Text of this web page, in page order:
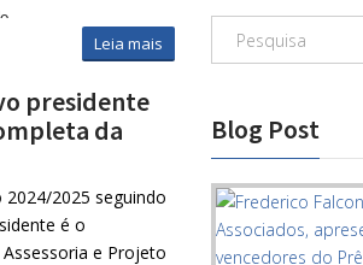
lugar serão
no evento aqui.
os projetos que foram
Assessoria e Projeto de
das torres e
zona sul do Rio de
sobre o projeto de
Shopping Manhattan,
Leia mais
presidente
da
2025 seguindo
é o
e Projeto
Blog Post